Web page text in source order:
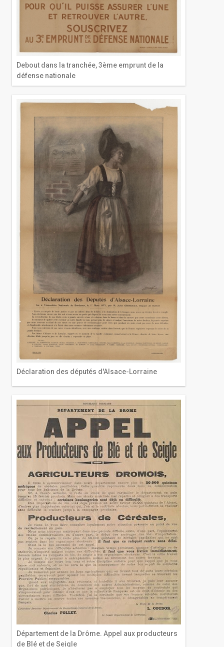
Debout dans la tranchée, 3ème emprunt de la
défense nationale
Déclaration des députés d'Alsace-Lorraine
Département de la Drôme. Appel aux producteurs
de Blé et de Seigle